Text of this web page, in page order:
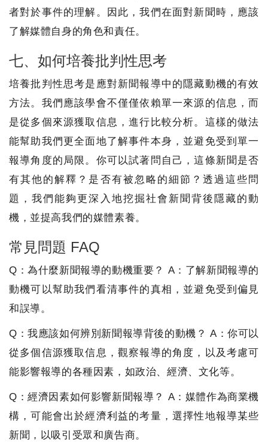
者對於事件的理解。因此，我們在面對新聞時，應該
了解媒體自身的角色和責任。
七、如何培養批判性思考
培養批判性思考是應對新聞報導中的隱藏動機的有效
方法。我們應該學會不僅僅依賴單一來源的信息，而
是從多個來源獲取信息，進行比較分析。這樣的做法
能幫助我們更全面地了解事件本身，並避免受到單一
報導角度的局限。你可以試著問自己，這條新聞是否
有其他的解釋？是否有被忽略的細節？透過這些問
題，我們能夠更深入地挖掘社會新聞背後隱藏的動
機，並提高我們的媒體素養。
常見問題 FAQ
Q：為什麼新聞報導的動機重要？ A：了解新聞報導的
動機可以幫助我們看清事件的真相，並避免受到偏見
和誤導。
Q：我應該如何辨別新聞報導背後的動機？ A：你可以
從多個信源獲取信息，觀察報導的角度，以及考慮可
能影響報導的各種因素，如政治、經濟、文化等。
Q：經濟因素如何影響新聞報導？ A：媒體作為商業機
構，可能會出於經濟利益的考量，選擇性地報導某些
新聞，以吸引受眾和廣告商。